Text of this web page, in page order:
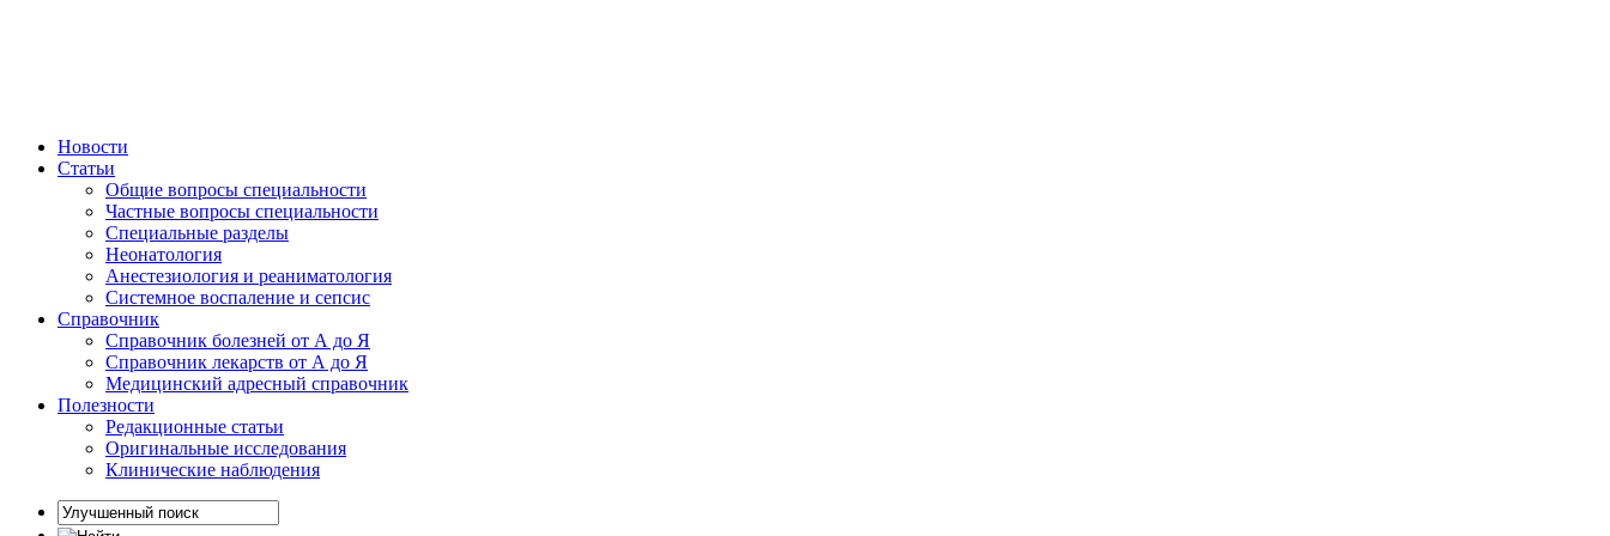
Новости
Статьи
Общие вопросы специальности
Частные вопросы специальности
Специальные разделы
Неонатология
Анестезиология и реаниматология
Системное воспаление и сепсис
Справочник
Справочник болезней от А до Я
Справочник лекарств от А до Я
Медицинский адресный справочник
Полезности
Редакционные статьи
Оригинальные исследования
Клинические наблюдения